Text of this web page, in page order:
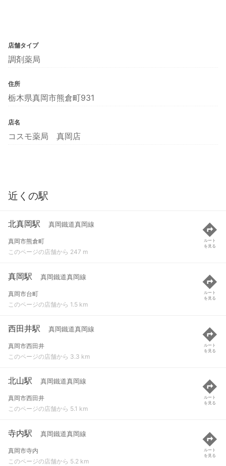
店舗タイプ
調剤薬局
住所
栃木県真岡市熊倉町931
店名
コスモ薬局 真岡店
近くの駅
北真岡駅 真岡鐵道真岡線
真岡市熊倉町
このページの店舗から 247 m
ルート
を見る
真岡駅 真岡鐵道真岡線
真岡市台町
このページの店舗から 1.5 km
ルート
を見る
西田井駅 真岡鐵道真岡線
真岡市西田井
このページの店舗から 3.3 km
ルート
を見る
北山駅 真岡鐵道真岡線
真岡市西田井
このページの店舗から 5.1 km
ルート
を見る
寺内駅 真岡鐵道真岡線
真岡市寺内
このページの店舗から 5.2 km
ルート
を見る